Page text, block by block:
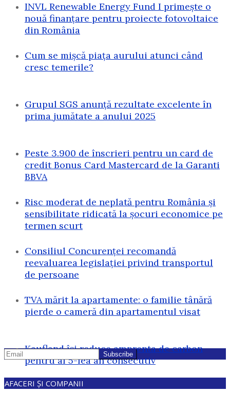
INVL Renewable Energy Fund I primește o
nouă finanțare pentru proiecte fotovoltaice
din România
Cum se mișcă piața aurului atunci când
cresc temerile?
Grupul SGS anunță rezultate excelente în
prima jumătate a anului 2025
Peste 3.900 de înscrieri pentru un card de
credit Bonus Card Mastercard de la Garanti
BBVA
Risc moderat de neplată pentru România și
sensibilitate ridicată la șocuri economice pe
termen scurt
Consiliul Concurenței recomandă
reevaluarea legislației privind transportul
de persoane
TVA mărit la apartamente: o familie tânără
pierde o cameră din apartamentul visat
Kaufland își reduce amprenta de carbon
pentru al 5-lea an consecutiv
AFACERI ȘI COMPANII